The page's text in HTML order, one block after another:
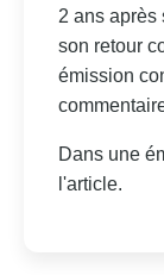
2 ans après
son retour
émission
Dans une
l'article.